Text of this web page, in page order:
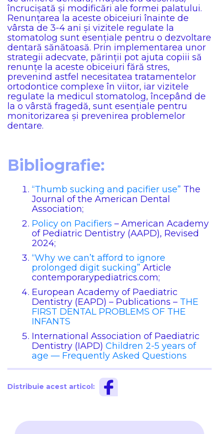
încrucișată și modificări ale formei palatului.
Renunțarea la aceste obiceiuri înainte de
vârsta de 3-4 ani și vizitele regulate la
stomatolog sunt esențiale pentru o dezvoltare
dentară sănătoasă. Prin implementarea unor
strategii adecvate, părinții pot ajuta copiii să
renunțe la aceste obiceiuri fără stres,
prevenind astfel necesitatea tratamentelor
ortodontice complexe în viitor, iar vizitele
regulate la medicul stomatolog, începând de
la o vârstă fragedă, sunt esențiale pentru
monitorizarea și prevenirea problemelor
dentare.
Bibliografie:
“Thumb sucking and pacifier use” The
Journal of the American Dental
Association;
Policy on Pacifiers – American Academy
of Pediatric Dentistry (AAPD), Revised
2024;
“Why we can’t afford to ignore
prolonged digit sucking” Article
contemporarypediatrics.com;
European Academy of Paediatric
Dentistry (EAPD) – Publications – THE
FIRST DENTAL PROBLEMS OF THE
INFANTS
International Association of Paediatric
Dentistry (IAPD) Children 2-5 years of
age — Frequently Asked Questions
Distribuie acest articol: